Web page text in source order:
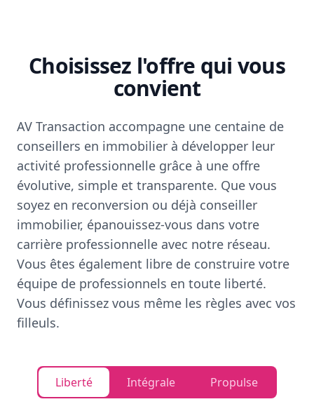
Choisissez l'offre qui vous
convient
AV Transaction accompagne une centaine de
conseillers en immobilier à développer leur
activité professionnelle grâce à une offre
évolutive, simple et transparente. Que vous
soyez en reconversion ou déjà conseiller
immobilier, épanouissez-vous dans votre
carrière professionnelle avec notre réseau.
Vous êtes également libre de construire votre
équipe de professionnels en toute liberté.
Vous définissez vous même les règles avec vos
filleuls.
Liberté Intégrale Propulse